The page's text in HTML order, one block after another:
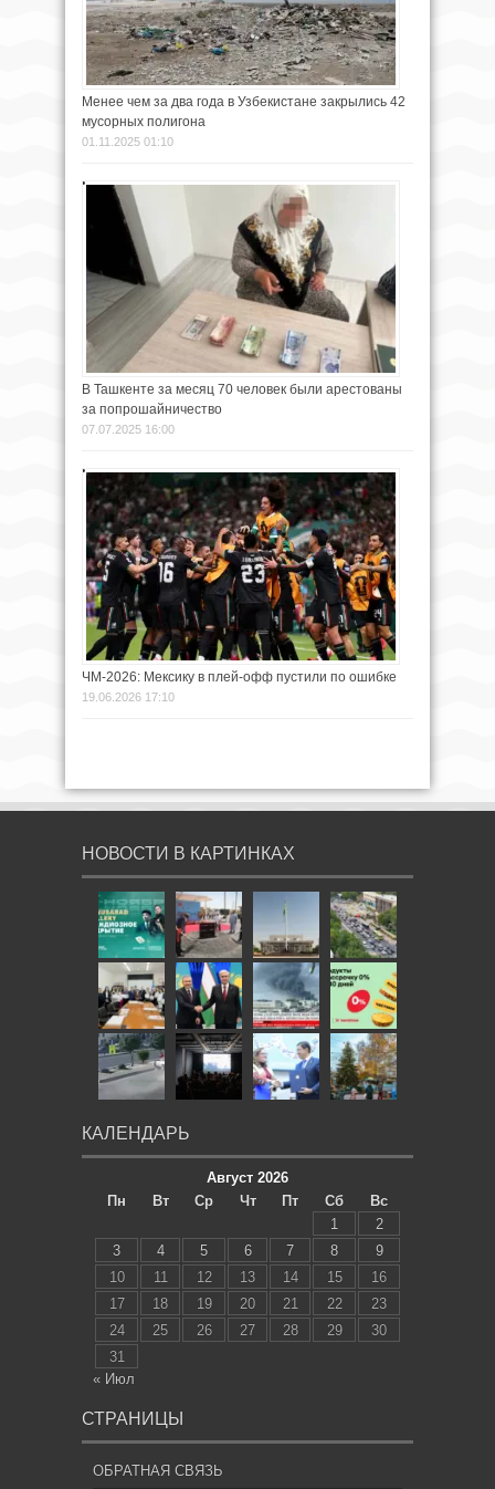
Менее чем за два года в Узбекистане закрылись 42
мусорных полигона
01.11.2025 01:10
В Ташкенте за месяц 70 человек были арестованы
за попрошайничество
07.07.2025 16:00
ЧМ-2026: Мексику в плей-офф пустили по ошибке
19.06.2026 17:10
НОВОСТИ В КАРТИНКАХ
КАЛЕНДАРЬ
Август 2026
Пн
Вт Ср Чт Пт Сб
Вс
1
2
3
4 5 6 7 8
9
10
11 12 13 14 15
16
17
18 19 20 21 22
23
24
25 26 27 28 29
30
31
« Июл
СТРАНИЦЫ
ОБРАТНАЯ СВЯЗЬ